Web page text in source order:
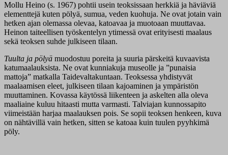
Mollu Heino (s. 1967) pohtii usein teoksissaan herkkiä ja häviäviä
elementtejä kuten pölyä, sumua, veden kuohuja. Ne ovat jotain vain
hetken ajan olemassa olevaa, katoavaa ja muotoaan muuttavaa.
Heinon taiteellisen työskentelyn ytimessä ovat erityisesti maalaus
sekä teoksen suhde julkiseen tilaan.
Tuulta ja pölyä muodostuu poreita ja suuria pärskeitä kuvaavista
katumaalauksista. Ne ovat kunniakuja museolle ja ”punaisia
mattoja” matkalla Taidevaltakuntaan. Teoksessa yhdistyvät
maalaamisen eleet, julkiseen tilaan kajoaminen ja ympäristön
muuttaminen. Kovassa käytössä liikenteen ja askelten alla oleva
maaliaine kuluu hitaasti mutta varmasti. Talviajan kunnossapito
viimeistään harjaa maalauksen pois. Se sopii teoksen henkeen, kuva
on nähtävillä vain hetken, sitten se katoaa kuin tuulen pyyhkimä
pöly.